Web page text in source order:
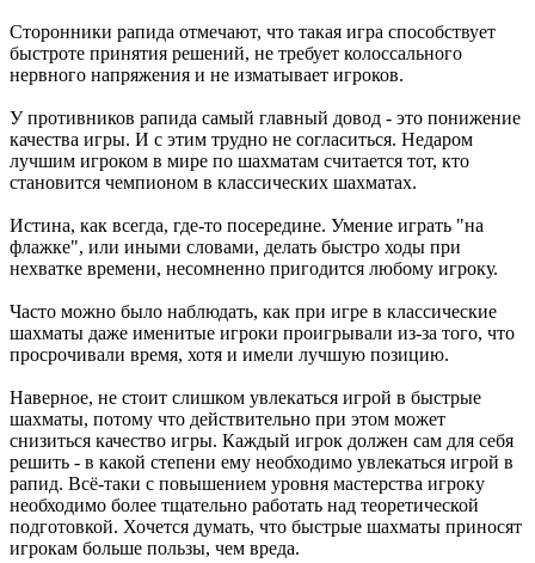
Сторонники рапида отмечают, что такая игра способствует
быстроте принятия решений, не требует колоссального
нервного напряжения и не изматывает игроков.
У противников рапида самый главный довод - это понижение
качества игры. И с этим трудно не согласиться. Недаром
лучшим игроком в мире по шахматам считается тот, кто
становится чемпионом в классических шахматах.
Истина, как всегда, где-то посередине. Умение играть "на
флажке", или иными словами, делать быстро ходы при
нехватке времени, несомненно пригодится любому игроку.
Часто можно было наблюдать, как при игре в классические
шахматы даже именитые игроки проигрывали из-за того, что
просрочивали время, хотя и имели лучшую позицию.
Наверное, не стоит слишком увлекаться игрой в быстрые
шахматы, потому что действительно при этом может
снизиться качество игры. Каждый игрок должен сам для себя
решить - в какой степени ему необходимо увлекаться игрой в
рапид. Всё-таки с повышением уровня мастерства игроку
необходимо более тщательно работать над теоретической
подготовкой. Хочется думать, что быстрые шахматы приносят
игрокам больше пользы, чем вреда.